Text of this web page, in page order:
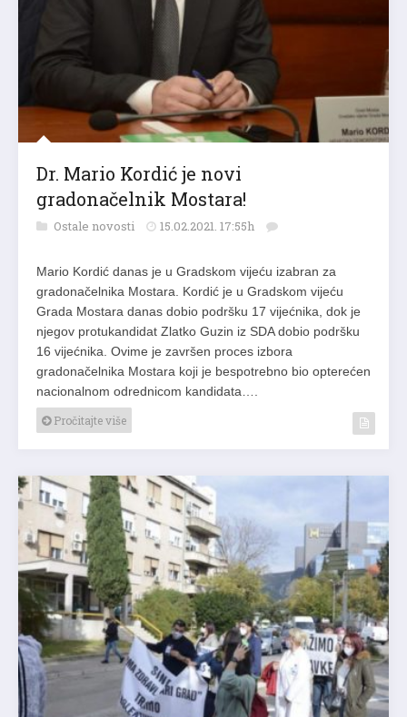
Dr. Mario Kordić je novi
gradonačelnik Mostara!
Ostale novosti 15.02.2021. 17:55h
Mario Kordić danas je u Gradskom vijeću izabran za
gradonačelnika Mostara. Kordić je u Gradskom vijeću
Grada Mostara danas dobio podršku 17 vijećnika, dok je
njegov protukandidat Zlatko Guzin iz SDA dobio podršku
16 vijećnika. Ovime je završen proces izbora
gradonačelnika Mostara koji je bespotrebno bio opterećen
nacionalnom odrednicom kandidata….
Pročitajte više